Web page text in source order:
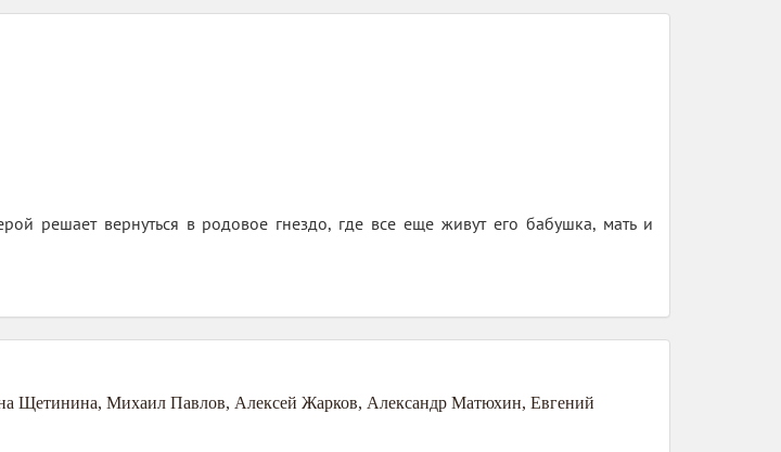
решает вернуться в родовое гнездо, где все еще живут его бабушка, мать и
Щетинина, Михаил Павлов, Алексей Жарков, Александр Матюхин, Евгений